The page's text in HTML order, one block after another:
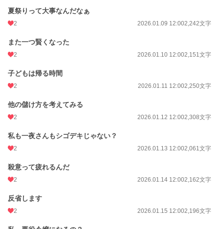
夏祭りって大事なんだなぁ
2 2026.01.09 12:002,242文字
また一つ賢くなった
2 2026.01.10 12:002,151文字
子どもは帰る時間
2 2026.01.11 12:002,250文字
他の儲け方を考えてみる
2 2026.01.12 12:002,308文字
私も一夜さんもシゴデキじゃない？
2 2026.01.13 12:002,061文字
殺意って疲れるんだ
2 2026.01.14 12:002,162文字
反省します
2 2026.01.15 12:002,196文字